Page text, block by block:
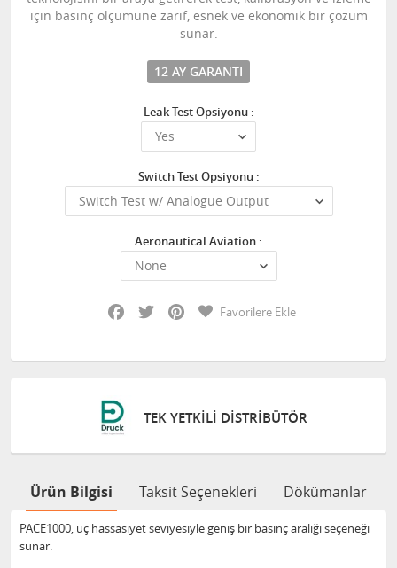
için basınç ölçümüne zarif, esnek ve ekonomik bir çözüm
sunar.
12 AY GARANTI
Leak Test Opsiyonu :
Switch Test Opsiyonu :
Aeronautical Aviation :
Facebook
Twitter PinterestFavorilere Ekle
TEK YETKILI DISTRIBÜTÖR
Ürün Bilgisi Taksit Seçenekleri Dökümanlar
PACE1000, üç hassasiyet seviyesiyle geniş bir basınç aralığı seçeneği
sunar.